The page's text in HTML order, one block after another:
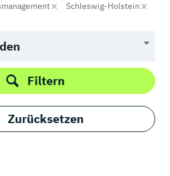
Schleswig-Holstein
Filtern
Zurücksetzen